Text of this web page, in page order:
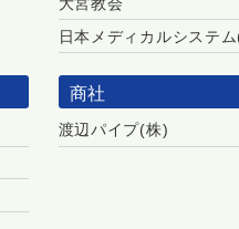
日本メディカルシステ
商社
渡辺パイプ(株)